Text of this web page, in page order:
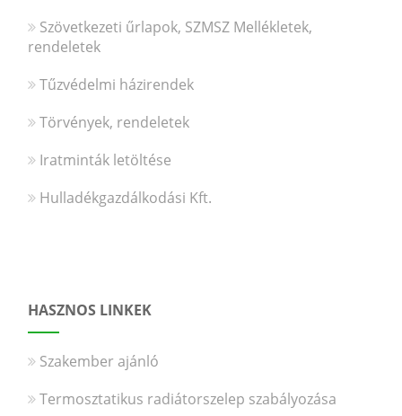
Szövetkezeti űrlapok, SZMSZ Mellékletek,
rendeletek
Tűzvédelmi házirendek
Törvények, rendeletek
Iratminták letöltése
Hulladékgazdálkodási Kft.
HASZNOS LINKEK
Szakember ajánló
Termosztatikus radiátorszelep szabályozása